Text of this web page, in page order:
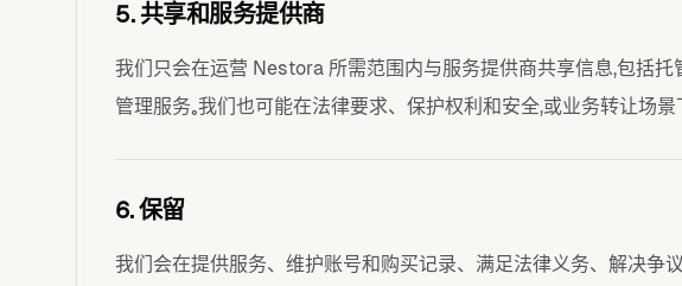
5. 共享和服务提供商
我们只会在运营 Nestora 所需范围内与服务提供商共享信息，包括
管理服务。我们也可能在法律要求、保护权利和安全，或业务转让场景
6. 保留
我们会在提供服务、维护账号和购买记录、满足法律义务、解决争